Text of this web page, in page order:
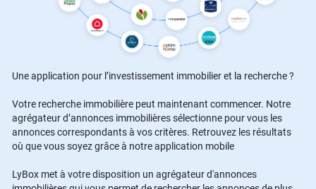
Une application pour l’investissement immobilier et la recherche ?
Votre recherche immobilière peut maintenant commencer. Notre
agrégateur d’annonces immobilières sélectionne pour vous les
annonces correspondants à vos critères. Retrouvez les résultats
où que vous soyez grâce à notre application mobile
LyBox met à votre disposition un agrégateur d'annonces